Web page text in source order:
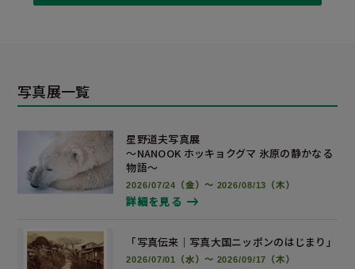
写真展一覧
星野道夫写真展
～NANOOK ホッキョクグマ 氷原の静かなる
物語～
2026/07/24（金）～ 2026/08/13（木）
詳細を見る
「写真伝来｜写真大国ニッポンのはじまり」
2026/07/01（水）～ 2026/09/17（木）